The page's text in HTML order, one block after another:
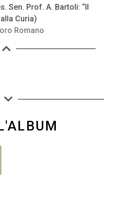
Sen. Prof. A. Bartoli: “Il
Curia)
Romano